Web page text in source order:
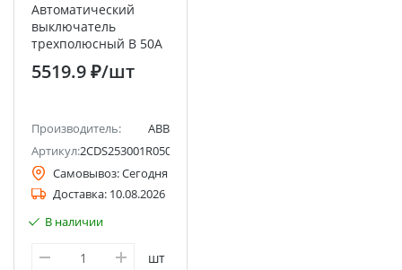
Автоматический
выключатель
трехполюсный B 50А
6кА S203 ABB
5519.9 ₽/шт
Производитель:
ABB
Артикул:2CDS253001R0505
Самовывоз:Сегодня
Доставка: 10.08.2026
В наличии
шт